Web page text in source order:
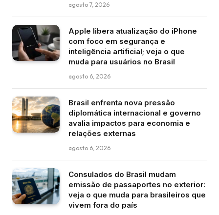
agosto 7, 2026
Apple libera atualização do iPhone
com foco em segurança e
inteligência artificial; veja o que
muda para usuários no Brasil
agosto 6, 2026
Brasil enfrenta nova pressão
diplomática internacional e governo
avalia impactos para economia e
relações externas
agosto 6, 2026
Consulados do Brasil mudam
emissão de passaportes no exterior:
veja o que muda para brasileiros que
vivem fora do país